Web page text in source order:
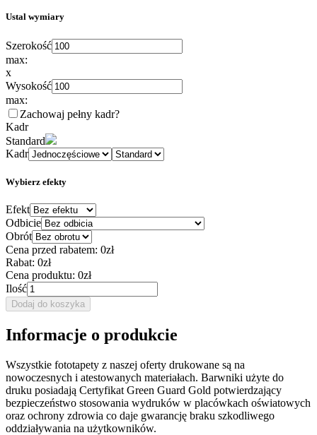
Ustal wymiary
Szerokość
max:
x
Wysokość
max:
Zachowaj pełny kadr?
Kadr
Standard
Kadr
Wybierz efekty
Efekt
Odbicie
Obrót
Cena przed rabatem: 0zł
Rabat: 0zł
Cena produktu: 0zł
Ilość
Dodaj do koszyka
Informacje o produkcie
Wszystkie fototapety z naszej oferty drukowane są na
nowoczesnych i atestowanych materiałach. Barwniki użyte do
druku posiadają Certyfikat Green Guard Gold potwierdzający
bezpieczeństwo stosowania wydruków w placówkach oświatowych
oraz ochrony zdrowia co daje gwarancję braku szkodliwego
oddziaływania na użytkowników.